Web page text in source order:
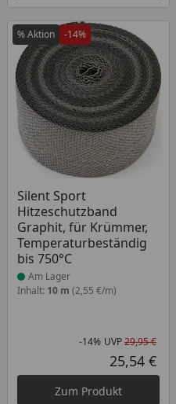
in ProzentPreis
Preis
% Aktion -14%
Silent Sport
Hitzeschutzband
Graphit, für Krümmer,
Temperaturbeständig
bis 750°C
Produkt am Lager
Am Lager
Inhalt: 10 m (2,55 €/m)
-14% UVP29,95 €
25,54 €
Zum Produkt